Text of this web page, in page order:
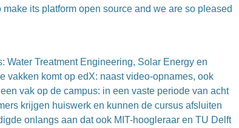
its platform open source and we are so pleased
Water Treatment Engineering, Solar Energy en
vakken komt op edX: naast video-opnames, ook
vak op de campus: in een vaste periode van acht
krijgen huiswerk en kunnen de cursus afsluiten
onlangs aan dat ook MIT-hoogleraar en TU Delft